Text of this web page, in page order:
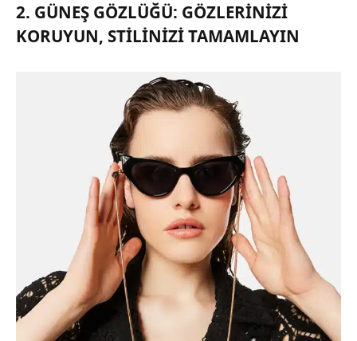
2. GÜNEŞ GÖZLÜĞÜ: GÖZLERINIZI
KORUYUN, STILINIZI TAMAMLAYIN